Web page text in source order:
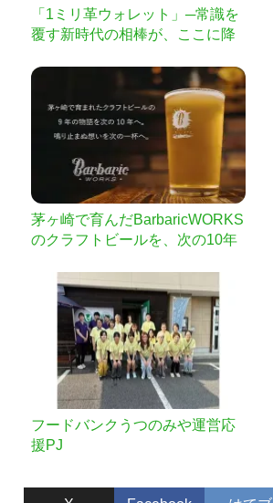
「1ミリ革ウォレット」─常識を
覆す新時代の相棒が、ここに降
茅ヶ崎で育んだBarbaricWORKS
のクラフトビールを、次の10年
フードバンクうつのみや運営応
援PJ